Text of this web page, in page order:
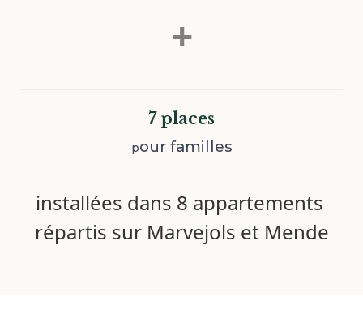
+
7 places
pour familles
installées dans 8 appartements
répartis sur Marvejols et Mende